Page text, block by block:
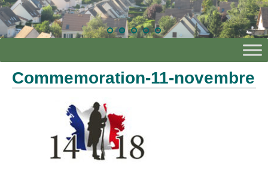
Commemoration-11-novembre